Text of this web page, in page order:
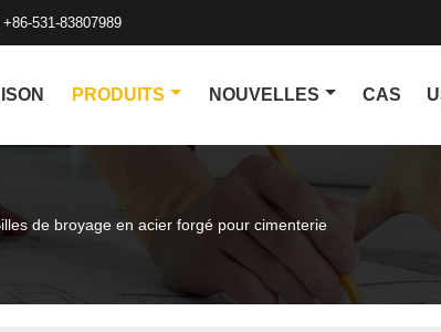
531-83807989
PRODUITS NOUVELLES CAS
de broyage en acier forgé pour cimenterie